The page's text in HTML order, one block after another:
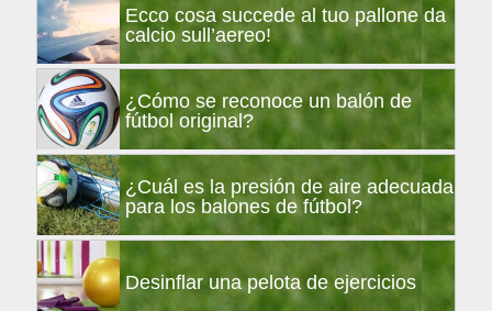
Ecco cosa succede al tuo pallone da
calcio sull’aereo!
¿Cómo se reconoce un balón de
fútbol original?
¿Cuál es la presión de aire adecuada
para los balones de fútbol?
Desinflar una pelota de ejercicios